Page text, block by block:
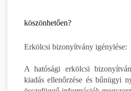
köszönhetően?
Erkölcsi bizonyítvány igénylése:
A hatósági erkölcsi
kiadás ellenőrzése és bűnügyi